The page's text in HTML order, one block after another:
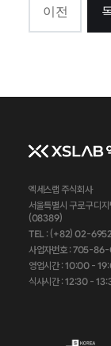
이전
엑세스랩 주식회사
서울특별시 구로구 디
(08389)
TEL : (+82) 02-
사업자번호 : 705-86-
영업시간 : 10:00 -
식사시간 : 12:30 -